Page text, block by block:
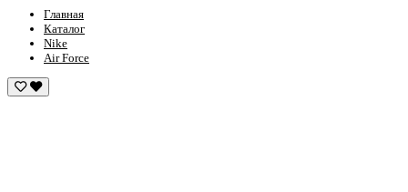
Главная
Каталог
Nike
Air Force